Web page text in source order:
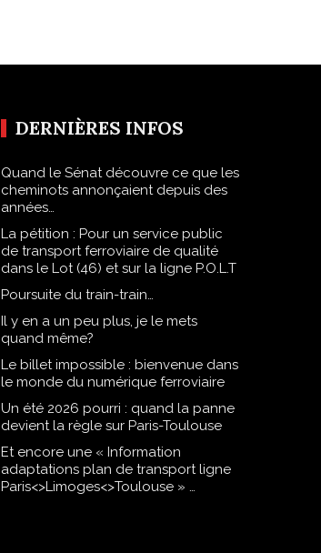
DERNIÈRES INFOS
Quand le Sénat découvre ce que les
cheminots annonçaient depuis des
années…
La pétition : Pour un service public
de transport ferroviaire de qualité
dans le Lot (46) et sur la ligne P.O.L.T
Poursuite du train-train…
Il y en a un peu plus, je le mets
quand même?
Le billet impossible : bienvenue dans
le monde du numérique ferroviaire
Un été 2026 pourri : quand la panne
devient la règle sur Paris-Toulouse
Et encore une « Information
adaptations plan de transport ligne
Paris<>Limoges<>Toulouse » …